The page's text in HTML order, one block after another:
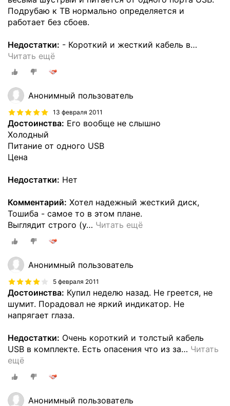
Подрубаю к ТВ нормально определяется и
работает без сбоев.
Недостатки: - Короткий и жесткий кабель в…
Читать ещё
Анонимный пользователь
13 февраля 2011
Достоинства: Его вообще не слышно
Холодный
Питание от одного USB
Цена
Недостатки: Нет
Комментарий: Хотел надежный жесткий диск,
Тошиба - самое то в этом плане.
Выглядит строго (у… Читать ещё
Анонимный пользователь
5 февраля 2011
Достоинства: Купил неделю назад. Не греется, не
шумит. Порадовал не яркий индикатор. Не
напрягает глаза.
Недостатки: Очень короткий и толстый кабель
USB в комплекте. Есть опасения что из за… Читать
ещё
Анонимный пользователь